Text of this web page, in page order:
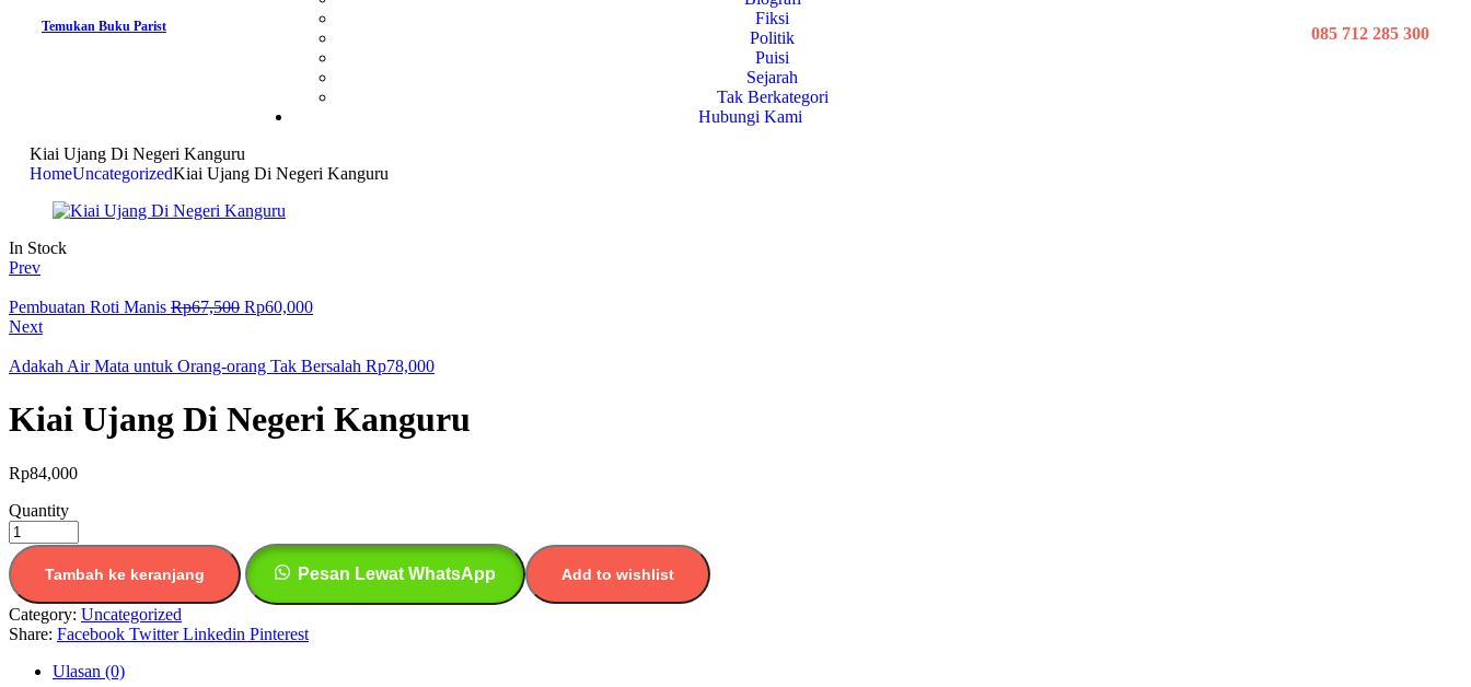
Temukan Buku Parist
Fiksi
Politik
Puisi
Sejarah
Tak Berkategori
Hubungi Kami
085 712 285 300
Kiai Ujang Di Negeri Kanguru
HomeUncategorizedKiai Ujang Di Negeri Kanguru
In Stock
Prev
Pembuatan Roti Manis Rp67,500 Rp60,000
Next
Adakah Air Mata untuk Orang-orang Tak Bersalah Rp78,000
Kiai Ujang Di Negeri Kanguru
Rp84,000
Quantity
Tambah ke keranjang Pesan Lewat WhatsApp Add to wishlist
Category: Uncategorized
Share: Facebook Twitter Linkedin Pinterest
Ulasan (0)